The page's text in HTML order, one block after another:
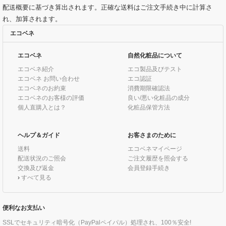
配送概要に基づき算出されます。正確な送料はご注文手続き中に計算さ
れ、加算されます。
エコベネ
エコベネ
エコベネ紹介
エコベネ お問い合わせ
エコベネのお約束
エコベネのお客様の評価
個人直購入とは？
自然化粧品について
エコ製品及びテスト
エコ認証
消費期限確認法
良い/悪い化粧品の成分
化粧品保管方法
ヘルプ＆ガイド
送料
配送状況のご照会
交換及び返金
› すべて見る
お客さまのために
エコベネマイページ
ご注文履歴を照会する
会員登録手続き
便利なお支払い
SSLでセキュリティ暗号化（PayPalペイパル）処理され、100％安全!